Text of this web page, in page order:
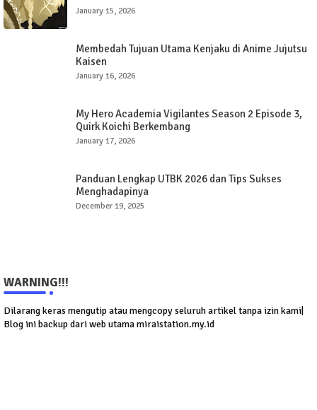
January 15, 2026
Membedah Tujuan Utama Kenjaku di Anime Jujutsu
Kaisen
January 16, 2026
My Hero Academia Vigilantes Season 2 Episode 3,
Quirk Koichi Berkembang
January 17, 2026
Panduan Lengkap UTBK 2026 dan Tips Sukses
Menghadapinya
December 19, 2025
WARNING!!!
Dilarang keras mengutip atau mengcopy seluruh artikel tanpa izin kami|
Blog ini backup dari web utama miraistation.my.id